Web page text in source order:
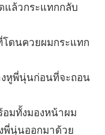
แล้วกระแทกกลับ
ดนควยผมกระแทก
หูพี่นุ่นก่อนที่จะถอน
มทั้งมองหน้าผม
พี่นุ่นออกมาด้วย